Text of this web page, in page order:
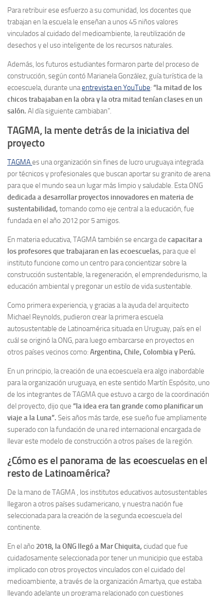
Para retribuir ese esfuerzo a su comunidad, los docentes que
trabajan en la escuela le enseñan a unos 45 niños valores
vinculados al cuidado del medioambiente, la reutilización de
desechos y el uso inteligente de los recursos naturales.
Además, los futuros estudiantes formaron parte del proceso de
construcción, según contó Marianela González, guía turística de la
ecoescuela, durante unaentrevista en YouTube: “la mitad de los
chicos trabajaban en la obra y la otra mitad tenían clases en un
salón. Al día siguiente cambiaban”.
TAGMA, la mente detrás de la iniciativa del
proyecto
TAGMAes una organización sin fines de lucro uruguaya integrada
por técnicos y profesionales que buscan aportar su granito de arena
para que el mundo sea un lugar más limpio y saludable. Esta ONG
dedicada a desarrollar proyectos innovadores en materia de
sustentabilidad, tomando como eje central a la educación, fue
fundada en el año 2012 por 5 amigos.
En materia educativa, TAGMA también se encarga de capacitar a
los profesores que trabajaran en las ecoescuelas, para que el
instituto funcione como un centro para concientizar sobre la
construcción sustentable, la regeneración, el emprendedurismo, la
educación ambiental y pregonar un estilo de vida sustentable.
Como primera experiencia, y gracias a la ayuda del arquitecto
Michael Reynolds, pudieron crear la primera escuela
autosustentable de Latinoamérica situada en Uruguay, país en el
cuál se originó la ONG, para luego embarcarse en proyectos en
otros países vecinos como: Argentina, Chile, Colombia y Perú.
En un principio, la creación de una ecoescuela era algo inabordable
para la organización uruguaya, en este sentido Martín Espósito, uno
de los integrantes de TAGMA que estuvo a cargo de la coordinación
del proyecto, dijo que “la idea era tan grande como planificar un
viaje a la Luna”. Seis años más tarde, ese sueño fue ampliamente
superado con la fundación de una red internacional encargada de
llevar este modelo de construcción a otros países de la región.
¿Cómo es el panorama de las ecoescuelas en el
resto de Latinoamérica?
De la mano de TAGMA , los institutos educativos autosustentables
llegaron a otros países sudamericano, y nuestra nación fue
seleccionada para la creación de la segunda ecoescuela del
continente.
En el año 2018, la ONG llegó a Mar Chiquita, ciudad que fue
cuidadosamente seleccionada por tener un municipio que estaba
implicado con otros proyectos vinculados con el cuidado del
medioambiente, a través de la organización Amartya, que estaba
llevando adelante un programa relacionado con cuestiones